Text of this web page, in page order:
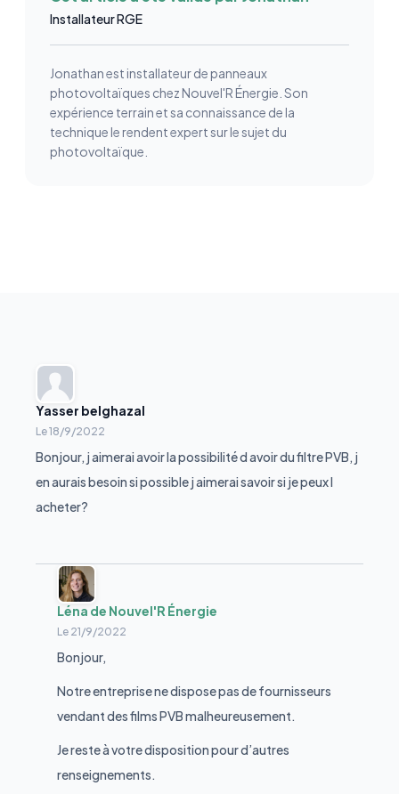
Installateur RGE
Jonathan est installateur de panneaux
photovoltaïques chez Nouvel'R Énergie. Son
expérience terrain et sa connaissance de la
technique le rendent expert sur le sujet du
photovoltaïque.
Yasser belghazal
Le18/9/2022
Bonjour, j aimerai avoir la possibilité d avoir du filtre PVB, j
en aurais besoin si possible j aimerai savoir si je peux l
acheter?
Léna de Nouvel'R Énergie
Le 21/9/2022
Bonjour,
Notre entreprise ne dispose pas de fournisseurs
vendant des films PVB malheureusement.
Je reste à votre disposition pour d’autres
renseignements.